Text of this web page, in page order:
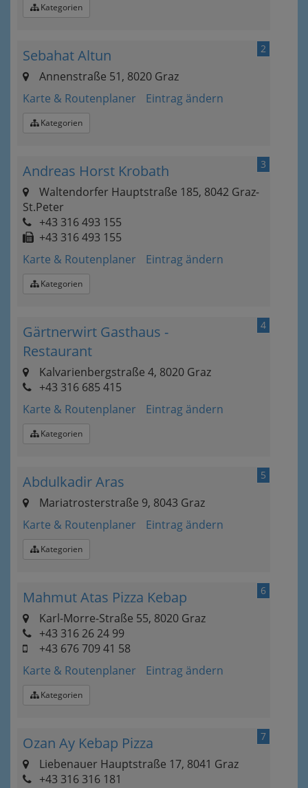
Kategorien
2
Sebahat Altun
Annenstraße 51, 8020 Graz
Karte & Routenplaner
Eintrag ändern
Kategorien
3
Andreas Horst Krobath
Waltendorfer Hauptstraße 185, 8042 Graz-
St.Peter
+43 316 493 155
+43 316 493 155
Karte & Routenplaner
Eintrag ändern
Kategorien
4
Gärtnerwirt Gasthaus -
Restaurant
Kalvarienbergstraße 4, 8020 Graz
+43 316 685 415
Karte & Routenplaner
Eintrag ändern
Kategorien
5
Abdulkadir Aras
Mariatrosterstraße 9, 8043 Graz
Karte & Routenplaner
Eintrag ändern
Kategorien
6
Mahmut Atas Pizza Kebap
Karl-Morre-Straße 55, 8020 Graz
+43 316 26 24 99
+43 676 709 41 58
Karte & Routenplaner
Eintrag ändern
Kategorien
7
Ozan Ay Kebap Pizza
Liebenauer Hauptstraße 17, 8041 Graz
+43 316 316 181